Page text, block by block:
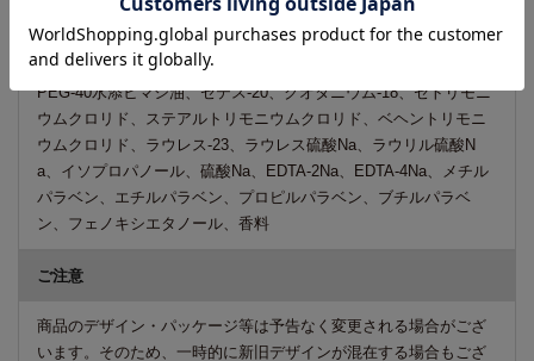
ドロキシプロピル加水分解シルク、メドウフォーム-δ-ラクトン、γ
-ドコサラクトン、ダイズステロール、トコフェロール、ポリクオ
タニウム-56、プロパンジオール、ジメチコン、ジメチコノール、
PEG-40水添ヒマシ油、セテス-20、クオタニウム-18、セトリモニ
ウムクロリド、ステアルトリモニウムクロリド、ベヘントリモニ
ウムクロリド、ラウレス-23、ラウレス硫酸Na、ラウリル硫酸N
a、イソプロパノール、硫酸Na、EDTA-2Na、EDTA-4Na、メチル
パラベン、エチルパラベン、プロピルパラベン、ブチルパラベ
ン、フェノキシエタノール、香料
ご注意
商品のデザイン・パッケージ等は予告なく変更される場合がござ
います。そのため、一時的に新旧デザインが混在する場合もござ